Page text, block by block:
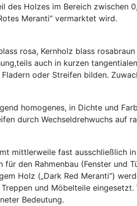
des Holzes im Bereich zwischen
Meranti“ vermarktet wird.
rosa, Kernholz blass
auch in kurzen
Fladern oder Streifen bilden.
homogenes, in Dichte und
durch Wechseldrehwuchs auf
mittlerweile fast ausschließlich
für den Rahmenbau (Fenster
Holz („Dark Red Meranti“)
und Möbelteile
Bedeutung.